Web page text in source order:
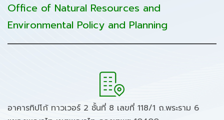
Office of Natural Resources and
Environmental Policy and Planning
อาคารทิปโก้ ทาวเวอร์ 2 ชั้นที่ 8 เลขที่ 118/1 ถ.พระราม 6